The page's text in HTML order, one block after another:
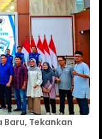
Baru, Tekankan